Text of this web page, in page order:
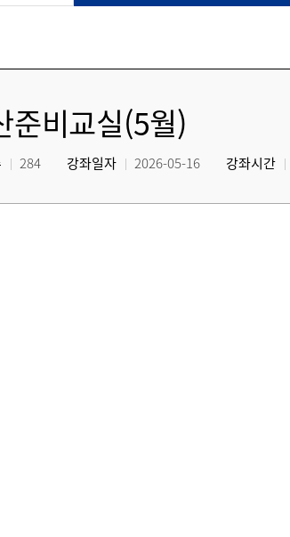
준비교실(5월)
284 강좌일자 2026-05-16 강좌시간